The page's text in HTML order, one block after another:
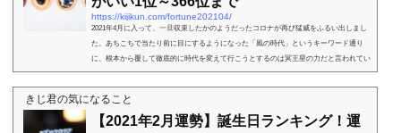
https://kijikun.com/fortune202104/
2021年4月に入って、一旦収束したかのようだったコロナが再び猛威をふるい出しまし
た。あちこちで当たり前に目にするようになった「風の時代」というキーワード通り
に、根本から覆して徹底的に時代を変えて行こうとするのは冥王星の力だと言われてい
ます。その冥王星...
きじ君の気になること
【2021年2月運勢】誕生日ランキング！運